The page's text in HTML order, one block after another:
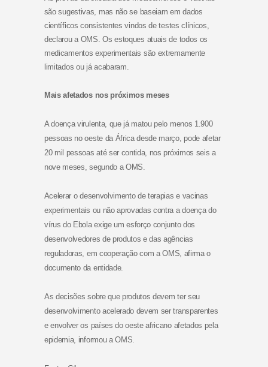
são sugestivas, mas não se baseiam em dados
científicos consistentes vindos de testes clínicos,
declarou a OMS. Os estoques atuais de todos os
medicamentos experimentais são extremamente
limitados ou já acabaram.
Mais afetados nos próximos meses
A doença virulenta, que já matou pelo menos 1.900
pessoas no oeste da África desde março, pode afetar
20 mil pessoas até ser contida, nos próximos seis a
nove meses, segundo a OMS.
Acelerar o desenvolvimento de terapias e vacinas
experimentais ou não aprovadas contra a doença do
vírus do Ebola exige um esforço conjunto dos
desenvolvedores de produtos e das agências
reguladoras, em cooperação com a OMS, afirma o
documento da entidade.
As decisões sobre que produtos devem ter seu
desenvolvimento acelerado devem ser transparentes
e envolver os países do oeste africano afetados pela
epidemia, informou a OMS.